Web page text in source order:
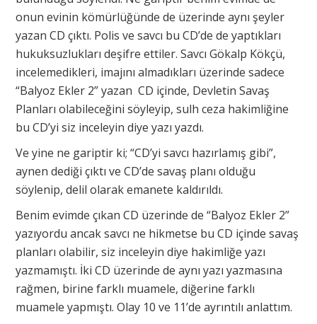
onun evinin kömürlüğünde de üzerinde aynı şeyler
yazan CD çıktı. Polis ve savcı bu CD’de de yaptıkları
hukuksuzlukları deşifre ettiler. Savcı Gökalp Kökçü,
incelemedikleri, imajını almadıkları üzerinde sadece
“Balyoz Ekler 2” yazan CD içinde, Devletin Savaş
Planları olabileceğini söyleyip, sulh ceza hakimliğine
bu CD’yi siz inceleyin diye yazı yazdı.
Ve yine ne gariptir ki; “CD’yi savcı hazırlamış gibi”,
aynen dediği çıktı ve CD’de savaş planı olduğu
söylenip, delil olarak emanete kaldırıldı.
Benim evimde çıkan CD üzerinde de “Balyoz Ekler 2”
yazıyordu ancak savcı ne hikmetse bu CD içinde savaş
planları olabilir, siz inceleyin diye hakimliğe yazı
yazmamıştı. İki CD üzerinde de aynı yazı yazmasına
rağmen, birine farklı muamele, diğerine farklı
muamele yapmıştı. Olay 10 ve 11’de ayrıntılı anlattım.